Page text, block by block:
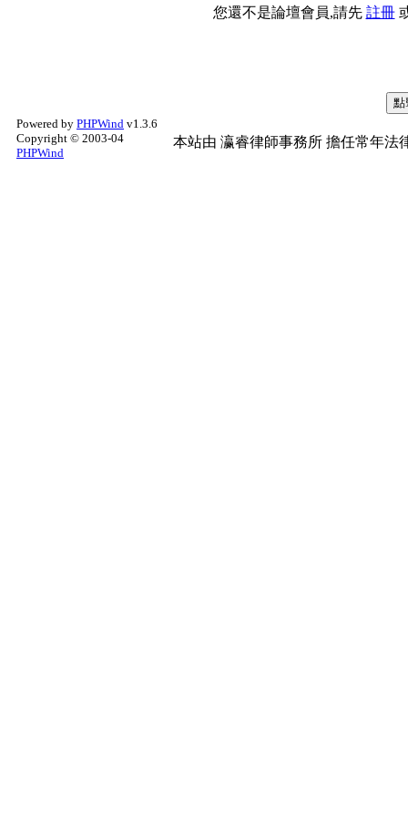
您還不是論壇會員,請先 註冊
Powered by PHPWind v1.3.6
Copyright © 2003-04
PHPWind
本站由 瀛睿律師事務所 擔任常年法